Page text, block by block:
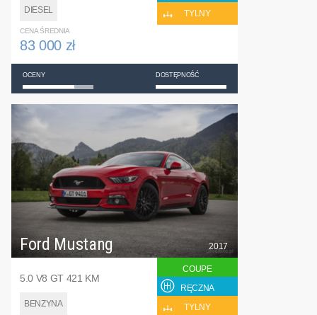
DIESEL
TYLNY
CENA ŚREDNIA
83 000 zł
OCENY DOSTĘPNOŚĆ
Ford Mustang
5.0 V8 GT 421 KM
BENZYNA
2017
COUPE
RĘCZNA
TYLNY